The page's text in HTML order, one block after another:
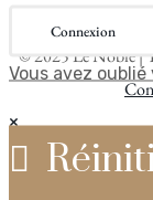
©2025Le Noble |
×
Connexion
Vous avez